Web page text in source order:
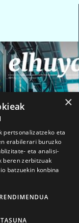
×
pertsonalizatzeko eta
erabilerari buruzko
eta analisi-
beren zerbitzuak
batzuekin konbina